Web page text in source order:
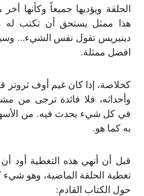
الحلقة ويؤديها جميعاً وكأنها
هذا ممثل يستحق أن تكتب له
دينيريس تقول نفس الشيء…
افضل ممثلة.
كخلاصة، إذا كان غيم أوف ثرونز
وأحداثه، فلا فائدة ترجى من
في كل شيء يحدث فيه. من
به كما هو.
قبل أن أنهي هذه التغطية أود
تغطية الحلقة الماضية، وهو
حول الكتاب القادم: